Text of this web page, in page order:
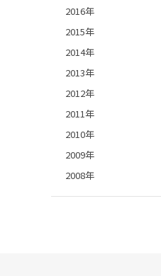
2016年
2015年
2014年
2013年
2012年
2011年
2010年
2009年
2008年